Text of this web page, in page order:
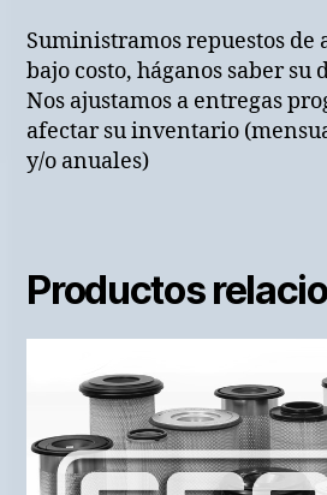
Suministramos repuestos de
bajo costo, háganos saber su
Nos ajustamos a entregas
afectar su inventario
y/o anuales)
Productos